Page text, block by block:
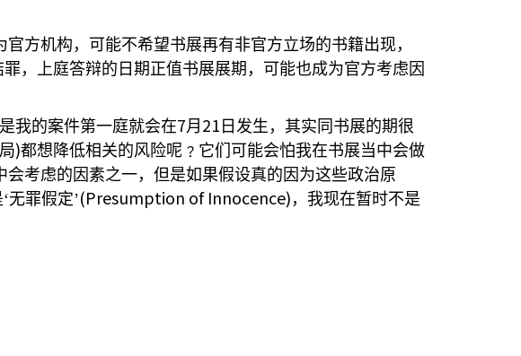
方机构，可能不希望书展再有非官方立场的书籍出现，
，上庭答辩的日期正值书展展期，可能也成为官方考虑因
我的案件第一庭就会在7月 21 日发生，其实同书展的期很
)都想降低相关的风险呢﹖它们可能会怕我在书展当中会做
考虑的因素之一，但是如果假设真的因为这些政治原
无罪假定’(Presumption of Innocence) ，我现在暂时不是